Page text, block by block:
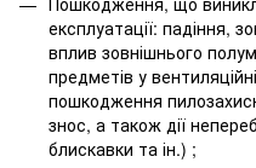
експлуатації: падіння,
вплив зовнішнього
предметів у
пошкодження
знос, а також дії
блискавки та ін.) ;